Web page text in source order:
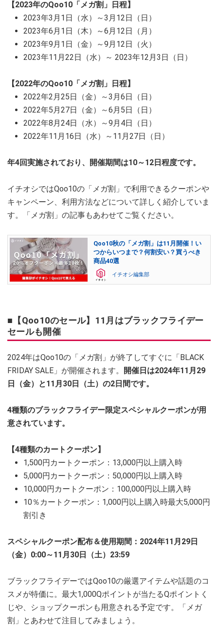
【2023年のQoo10「メガ割」日程】
2023年3月1日（水）～3月12日（日）
2023年6月1日（木）～6月12日（月）
2023年9月1日（金）～9月12日（火）
2023年11月22日（水）～ 2023年12月3日（日）
【2022年のQoo10「メガ割」日程】
2022年2月25日（金）～3月6日（日）
2022年5月27日（金）～6月5日（日）
2022年8月24日（水）～9月4日（日）
2022年11月16日（水）～11月27日（日）
年4回実施されており、開催期間は10～12日程度です。
イチオシではQoo10の「メガ割」で利用できるクーポンや
キャンペーン、利用方法などについて詳しく紹介していま
す。「メガ割」の記事もあわせてご覧ください。
Qoo10秋の「メガ割」は11月開催！い
つからいつまで？何割安い？買うべき
商品40選
イチオシ編集部
■【Qoo10のセール】11月はブラックフライデー
セールも開催
2024年はQoo10の「メガ割」が終了してすぐに「BLACK
FRIDAY SALE」が開催されます。
開催日は2024年11月29
日（金）と11月30日（土）の2日間です。
4種類のブラックフライデー限定スペシャルクーポンが用
意されています。
【4種類のカートクーポン】
1,500円カートクーポン：13,000円以上購入時
5,000円カートクーポン：50,000円以上購入時
10,000円カートクーポン：100,000円以上購入時
10％カートクーポン：1,000円以上購入時最大5,000円
割引き
スペシャルクーポン配布＆使用期間：2024年11月29日
（金）0:00～11月30日（土）23:59
ブラックフライデーではQoo10の厳選アイテムや話題のコ
スメが特価に。最大1,000Qポイントが当たるQポイントく
じや、ショップクーポンも用意される予定です。「メガ
割」とあわせて注目してみましょう。